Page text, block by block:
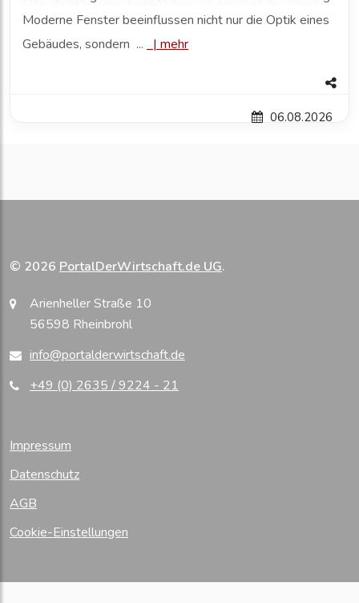
Moderne Fenster beeinflussen nicht nur die Optik eines
Gebäudes, sondern ...
| mehr
06.08.2026
© 2026 PortalDerWirtschaft.de UG.
Arienheller Straße 10
56598 Rheinbrohl
info@portalderwirtschaft.de
+49 (0) 2635 / 9224 - 21
Impressum
Datenschutz
AGB
Cookie-Einstellungen